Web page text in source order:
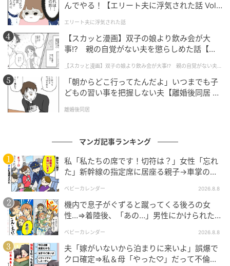
出典：select.mamastar.jp
義実家にいい印象がなかったので、親子関係について
はちゃんと話したことがなく、知りませんでした。今
まで聞いたことがなかったトシハルの過去に、心が締
め付けられます。トシハルがひとりで抱えていた心の
闇の深さに、そしてその痛ましいまでに純粋な親への
渇望に驚きました。しかし同時にストンと腑に落ちる
んでやる！【エリート夫に浮気された話 Vol.
エリート夫に浮気された話
【スカッと漫画】双子の娘より飲み会が大
事!? 親の自覚がない夫を懲らしめた話【第1
【スカッと漫画】双子の娘より飲み会が大事!? 親の自覚がない夫を
懲らしめた話
「朝からどこ行ってたんだよ」いつまでも子
どもの習い事を把握しない夫【離婚後同居 Vo
離婚後同居
マンガ記事ランキング
私「私たちの席です！切符は？」女性「忘れ
た」新幹線の指定席に居座る親子→車掌の注
ベビーカレンダー 2026.8.8
機内で息子がぐずると蹴ってくる後ろの女
性…⇒着陸後、「あの…」男性にかけられた驚
ベビーカレンダー 2026.8.8
夫「嫁がいないから泊まりに来いよ」誤爆で
クロ確定⇒私＆母「やった♡」だって不倫相